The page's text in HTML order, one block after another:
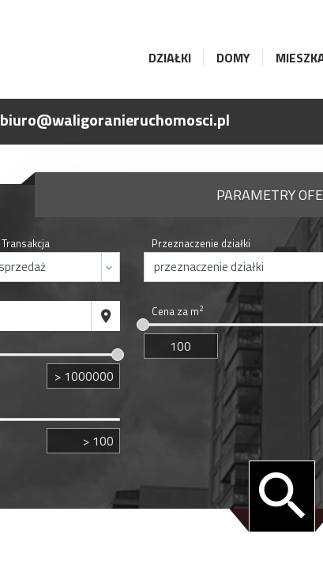
DZIAŁKI DOMY
biuro@waligoranieruchomosci.pl
PARAMETRY
Transakcja Przeznaczenie działki
Cena za m2